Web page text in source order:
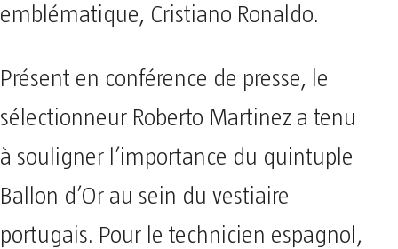
emblématique, Cristiano Ronaldo.
Présent en conférence de presse, le
sélectionneur Roberto Martinez a tenu
à souligner l’importance du quintuple
Ballon d’Or au sein du vestiaire
portugais. Pour le technicien espagnol,